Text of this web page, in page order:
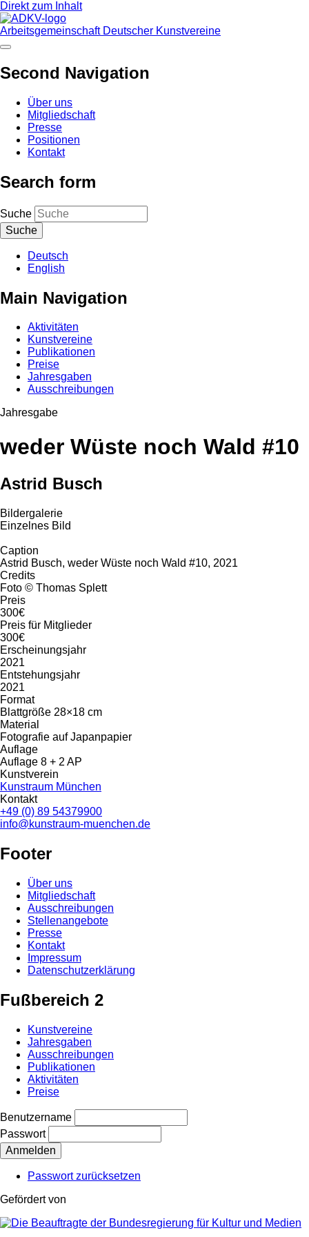
Direkt zum Inhalt
Arbeitsgemeinschaft Deutscher Kunstvereine
Second Navigation
Über uns
Mitgliedschaft
Presse
Positionen
Kontakt
Search form
Suche
Deutsch
English
Main Navigation
Aktivitäten
Kunstvereine
Publikationen
Preise
Jahresgaben
Ausschreibungen
Jahresgabe
weder Wüste noch Wald #10
Astrid Busch
Bildergalerie
Einzelnes Bild
Caption
Astrid Busch, weder Wüste noch Wald #10, 2021
Credits
Foto © Thomas Splett
Preis
300€
Preis für Mitglieder
300€
Erscheinungsjahr
2021
Entstehungsjahr
2021
Format
Blattgröße 28×18 cm
Material
Fotografie auf Japanpapier
Auflage
Auflage 8 + 2 AP
Kunstverein
Kunstraum München
Kontakt
+49 (0) 89 54379900
info@kunstraum-muenchen.de
Footer
Über uns
Mitgliedschaft
Ausschreibungen
Stellenangebote
Presse
Kontakt
Impressum
Datenschutzerklärung
Fußbereich 2
Kunstvereine
Jahresgaben
Ausschreibungen
Publikationen
Aktivitäten
Preise
Benutzername
Passwort
Passwort zurücksetzen
Gefördert von